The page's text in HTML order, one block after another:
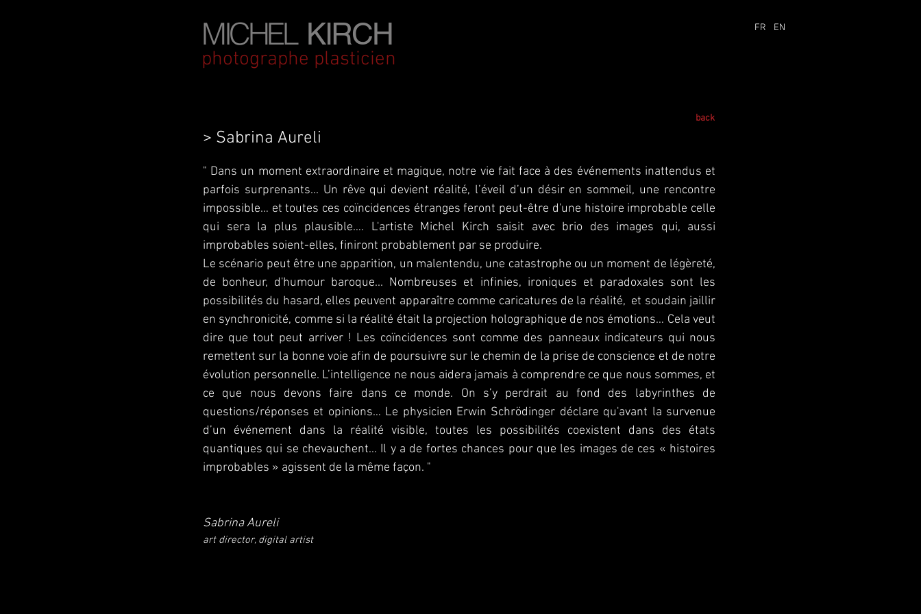
MICHEL KIRCH
photographe plasticien
FR EN
back
> Sabrina Aureli
" Dans un moment extraordinaire et magique, notre vie fait face à des événements inattendus et
parfois surprenants... Un rêve qui devient réalité, l’éveil d’un désir en sommeil, une rencontre
impossible… et toutes ces coïncidences étranges feront peut-être d'une histoire improbable celle
qui sera la plus plausible…. L'artiste Michel Kirch saisit avec brio des images qui, aussi
improbables soient-elles, finiront probablement par se produire.
Le scénario peut être une apparition, un malentendu, une catastrophe ou un moment de légèreté,
de bonheur, d'humour baroque... Nombreuses et infinies, ironiques et paradoxales sont les
possibilités du hasard, elles peuvent apparaître comme caricatures de la réalité, et soudain jaillir
en synchronicité, comme si la réalité était la projection holographique de nos émotions… Cela veut
dire que tout peut arriver ! Les coïncidences sont comme des panneaux indicateurs qui nous
remettent sur la bonne voie afin de poursuivre sur le chemin de la prise de conscience et de notre
évolution personnelle. L’intelligence ne nous aidera jamais à comprendre ce que nous sommes, et
ce que nous devons faire dans ce monde. On s’y perdrait au fond des labyrinthes de
questions/réponses et opinions… Le physicien Erwin Schrödinger déclare qu'avant la survenue
d’un événement dans la réalité visible, toutes les possibilités coexistent dans des états
quantiques qui se chevauchent… Il y a de fortes chances pour que les images de ces « histoires
improbables » agissent de la même façon. "
Sabrina Aureli
art director, digital artist